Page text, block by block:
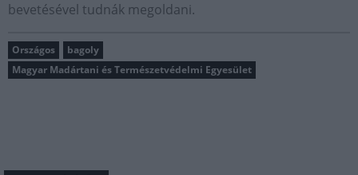
bevetésével tudnák megoldani.
Országos
bagoly
Magyar Madártani és Természetvédelmi Egyesület